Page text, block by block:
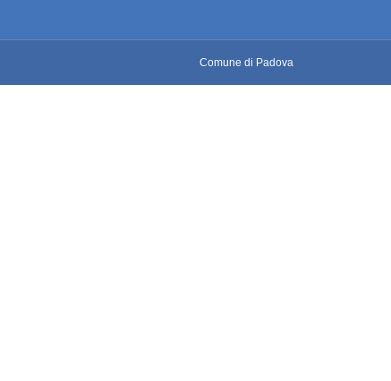
Comune di Padova